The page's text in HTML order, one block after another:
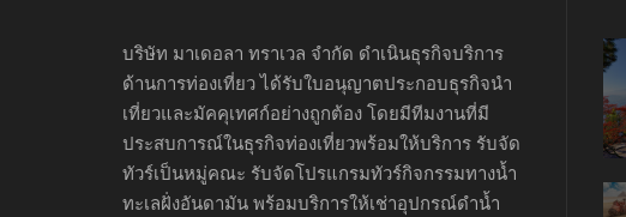
บริษัท มาเดอลา ทราเวล จำกัด ดำเนินธุรกิจบริการ
ด้านการท่องเที่ยว ได้รับใบอนุญาตประกอบธุรกิจนำ
เที่ยวและมัคคุเทศก์อย่างถูกต้อง โดยมีทีมงานที่มี
ประสบการณ์ในธุรกิจท่องเที่ยวพร้อมให้บริการ รับจัด
ทัวร์เป็นหมู่คณะ รับจัดโปรแกรมทัวร์กิจกรรมทางน้ำ
ทะเลฝั่งอันดามัน พร้อมบริการให้เช่าอุปกรณ์ดำน้ำ